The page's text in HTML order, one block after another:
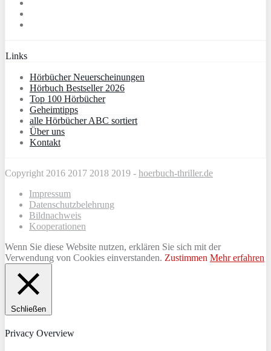
Links
Hörbücher Neuerscheinungen
Hörbuch Bestseller 2026
Top 100 Hörbücher
Geheimtipps
alle Hörbücher ABC sortiert
Über uns
Kontakt
Copyright 2016 2017 2018 2019 - hoerbuch-thriller.de
Impressum
Datenschutzbelehrung
Bildnachweis
Kooperationen
Wenn Sie diese Website nutzen, erklären Sie sich mit der
Verwendung von Cookies einverstanden. Zustimmen Mehr erfahren
Schließen
Privacy Overview